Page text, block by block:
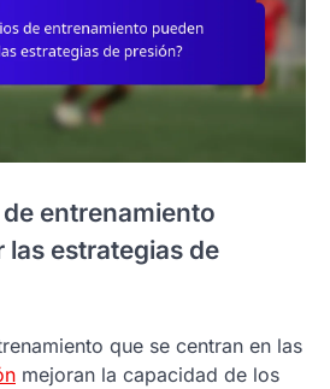
entrenamiento
las estrategias de
que se centran en las
mejoran la capacidad de los